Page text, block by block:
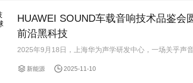
HUAWEI SOUND车载音响技术品鉴会
前沿黑科技
2025年9月18日，上海华为声学研发中心，一场关乎声
新能源 2025-11-10